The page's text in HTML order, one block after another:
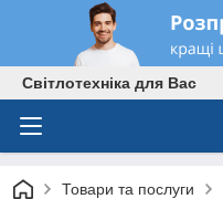
Світлотехніка для Вас
Товари та послуги